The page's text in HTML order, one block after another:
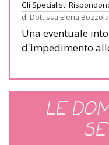
Gli Specialisti
di Dott.ssa Elena Bozzola
Una eventuale
d'impedimento
LE